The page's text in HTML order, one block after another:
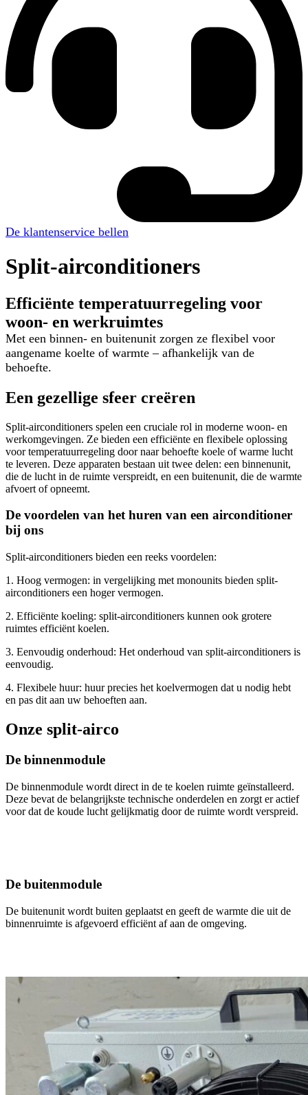
De klantenservice bellen
Split-airconditioners
Efficiënte temperatuurregeling voor
woon- en werkruimtes
Met een binnen- en buitenunit zorgen ze flexibel voor
aangename koelte of warmte – afhankelijk van de
behoefte.
Een gezellige sfeer creëren
Split-airconditioners spelen een cruciale rol in moderne woon- en
werkomgevingen. Ze bieden een efficiënte en flexibele oplossing
voor temperatuurregeling door naar behoefte koele of warme lucht
te leveren. Deze apparaten bestaan uit twee delen: een binnenunit,
die de lucht in de ruimte verspreidt, en een buitenunit, die de warmte
afvoert of opneemt.
De voordelen van het huren van een airconditioner
bij ons
Split-airconditioners bieden een reeks voordelen:
1. Hoog vermogen: in vergelijking met monounits bieden split-
airconditioners een hoger vermogen.
2. Efficiënte koeling: split-airconditioners kunnen ook grotere
ruimtes efficiënt koelen.
3. Eenvoudig onderhoud: Het onderhoud van split-airconditioners is
eenvoudig.
4. Flexibele huur: huur precies het koelvermogen dat u nodig hebt
en pas dit aan uw behoeften aan.
Onze split-airco
De binnenmodule
De binnenmodule wordt direct in de te koelen ruimte geïnstalleerd.
Deze bevat de belangrijkste technische onderdelen en zorgt er actief
voor dat de koude lucht gelijkmatig door de ruimte wordt verspreid.
De buitenmodule
De buitenunit wordt buiten geplaatst en geeft de warmte die uit de
binnenruimte is afgevoerd efficiënt af aan de omgeving.